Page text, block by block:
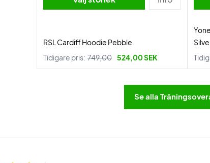
RSL Cardiff Hoodie Pebble
Tidigare pris: 749,00 524,00 SEK
Se alla